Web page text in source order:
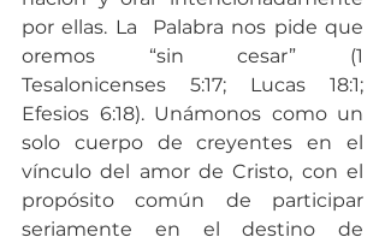
por ellas. La  Palabra nos pide que
oremos “sin cesar” (1
Tesalonicenses 5:17; Lucas 18:1;
Efesios 6:18). Unámonos como un
solo cuerpo de creyentes en el
vínculo del amor de Cristo, con el
propósito común de participar
seriamente en el destino de